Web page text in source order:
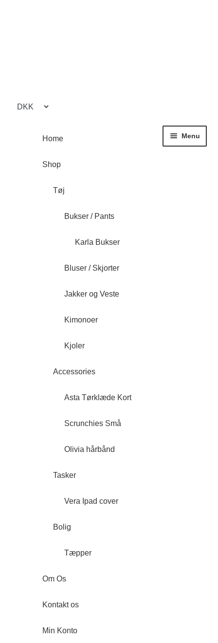
Menu
Home
Shop
Tøj
Bukser / Pants
Karla Bukser
Bluser / Skjorter
Jakker og Veste
Kimonoer
Kjoler
Accessories
Asta Tørklæde Kort
Scrunchies Små
Olivia hårbånd
Tasker
Vera Ipad cover
Bolig
Tæpper
Om Os
Kontakt os
Min Konto